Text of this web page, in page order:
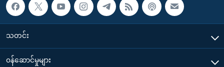
သတင်း
၀န်ဆောင်မှုများ